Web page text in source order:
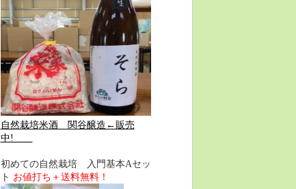
自然栽培米酒 関谷醸造←販売
中!
初めての自然栽培 入門基本Aセッ
ト お値打ち＋送料無料！